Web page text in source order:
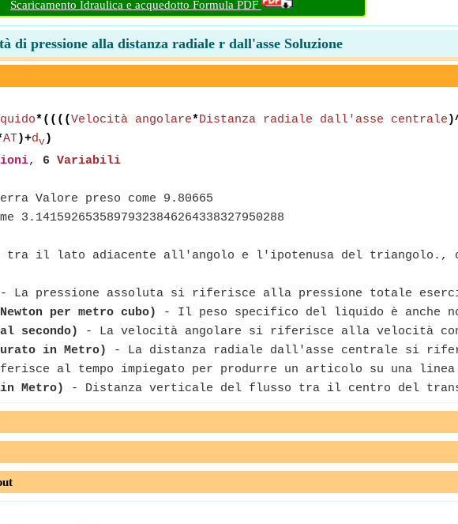
Scaricamento Idraulica e acquedotto Formula PDF
di pressione alla distanza radiale r dall'asse Soluzione
*((((Velocità angolare*Distanza radiale dall'asse centrale
AT)+dv )
, 6 Variabili
Valore preso come 9.80665
il lato adiacente all'angolo e l'ipotenusa del triangolo.,
- La pressione assoluta si riferisce alla pressione totale
per metro cubo)
- Il peso specifico del liquido è anche
secondo)
- La velocità angolare si riferisce alla velocità
in Metro)
- La distanza radiale dall'asse centrale si
al tempo impiegato per produrre un articolo su una
Metro) - Distanza verticale del flusso tra il centro del